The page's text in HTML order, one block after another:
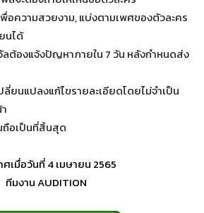
พื่อความสวยงาม, แบ่งตามเพศของตัวละคร
นได้
ลต้องแจ้งปัญหาภายใน 7 วัน หลังกำหนดส่ง
ยนแปลงแก้ไขรายละเอียดโดยไม่จำเป็น
ถือเป็นที่สิ้นสุด
ศเมื่อวันที่ 4 เมษายน 2565
ทีมงาน AUDITION